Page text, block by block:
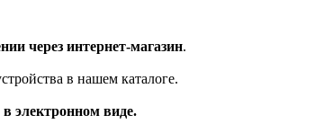
через интернет-магазин.
в нашем каталоге.
в электронном виде.